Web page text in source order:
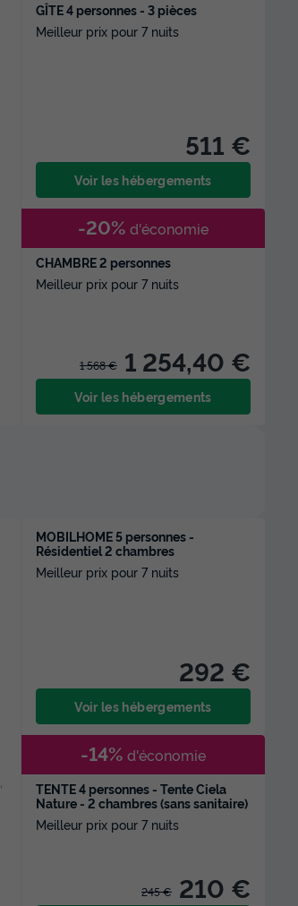
GÎTE 4 personnes - 3 pièces
Meilleur prix pour 7 nuits
511 €
Voir les hébergements
CHAMBRE 2 personnes
Meilleur prix pour 7 nuits
1 568 € 1 254,40 €
-20% d'économie
Voir les hébergements
MOBILHOME 5 personnes -
Résidentiel 2 chambres
Meilleur prix pour 7 nuits
292 €
Voir les hébergements
TENTE 4 personnes - Tente Ciela
Nature - 2 chambres (sans sanitaire)
Meilleur prix pour 7 nuits
245 € 210 €
-14% d'économie